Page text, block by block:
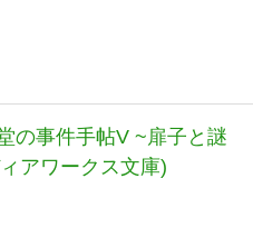
の事件手帖V ~扉子と謎
アワークス文庫)